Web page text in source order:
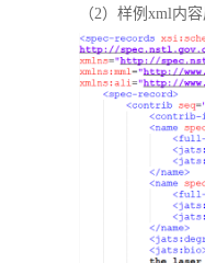
（2）样例xml内